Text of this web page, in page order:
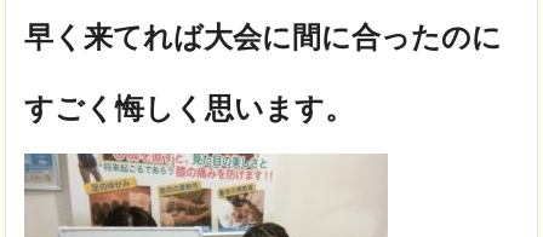
早く来てれば大会に間に合ったのに
すごく悔しく思います。